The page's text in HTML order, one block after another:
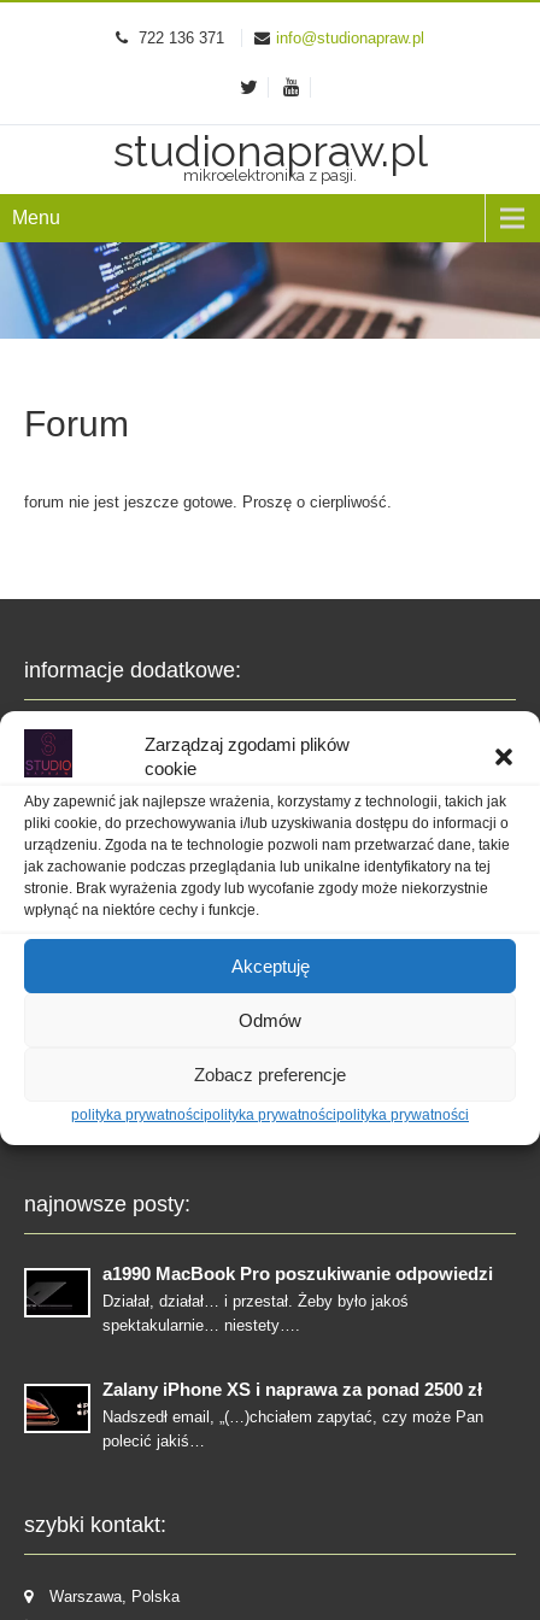
Zarządzaj zgodami plików
cookie
Aby zapewnić jak najlepsze wrażenia, korzystamy z technologii, takich jak
pliki cookie, do przechowywania i/lub uzyskiwania dostępu do informacji o
urządzeniu. Zgoda na te technologie pozwoli nam przetwarzać dane, takie
jak zachowanie podczas przeglądania lub unikalne identyfikatory na tej
stronie. Brak wyrażenia zgody lub wycofanie zgody może niekorzystnie
wpłynąć na niektóre cechy i funkcje.
Akceptuję
Odmów
Zobacz preferencje
polityka prywatnościpolityka prywatnościpolityka prywatności
722 136 371 info@studionapraw.pl
studionapraw.pl
mikroelektronika z pasji.
Menu
Forum
forum nie jest jeszcze gotowe. Proszę o cierpliwość.
informacje dodatkowe:
jest to przedsięwzięcie typu Non-Profit. Przekazywana tu wiedza jest
moim wkładem w świadomość społeczności "fixit" i nie pobieram z
gwarancja standardowo wynosi 1 rok na wykonane prace, jednak z
doświadczenia... wychodzi "dożywocie". Szczegóły o powyższym i
ewentualnych opłatach - w zakładce
o mnie
nawigacja:
polityka prywatności
najnowsze posty:
a1990 MacBook Pro poszukiwanie odpowiedzi
Działał, działał… i przestał. Żeby było jakoś
spektakularnie… niestety….
Zalany iPhone XS i naprawa za ponad 2500 zł
Nadszedł email, „(…)chciałem zapytać, czy może Pan
polecić jakiś…
szybki kontakt:
Warszawa, Polska